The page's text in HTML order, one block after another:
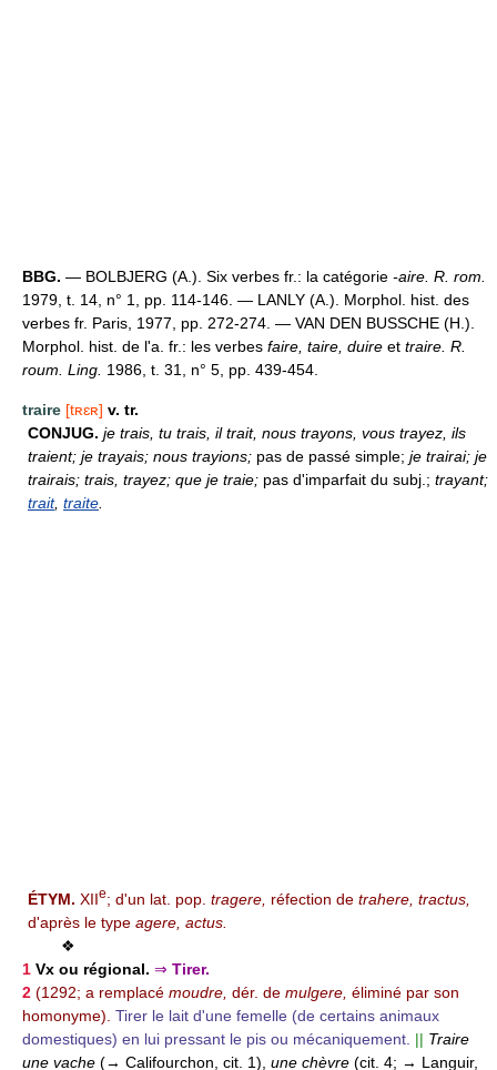
BBG. — BOLBJERG (A.). Six verbes fr.: la catégorie -aire. R. rom.
1979, t. 14, n° 1, pp. 114-146. — LANLY (A.). Morphol. hist. des
verbes fr. Paris, 1977, pp. 272-274. — VAN DEN BUSSCHE (H.).
Morphol. hist. de l'a. fr.: les verbes faire, taire, duire et traire. R.
roum. Ling. 1986, t. 31, n° 5, pp. 439-454.
traire [tʀɛʀ] v. tr.
CONJUG. je trais, tu trais, il trait, nous trayons, vous trayez, ils
traient; je trayais; nous trayions; pas de passé simple; je trairai; je
trairais; trais, trayez; que je traie; pas d'imparfait du subj.; trayant;
trait, traite.
ÉTYM. XIIe; d'un lat. pop. tragere, réfection de trahere, tractus,
d'après le type agere, actus.
❖
1 Vx ou régional. ⇒ Tirer.
2 (1292; a remplacé moudre, dér. de mulgere, éliminé par son
homonyme). Tirer le lait d'une femelle (de certains animaux
domestiques) en lui pressant le pis ou mécaniquement. || Traire
une vache (→ Califourchon, cit. 1), une chèvre (cit. 4; → Languir,